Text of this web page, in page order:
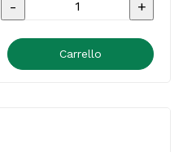
Colla
Extra
Carrello